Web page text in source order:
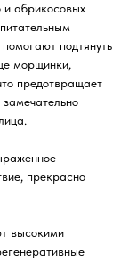
абрикосовых
подтянуть
морщинки,
предотвращает
замечательно
прекрасно
высокими